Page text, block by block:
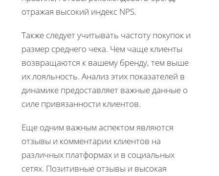
отражая высокий индекс NPS.
Также следует учитывать частоту покупок и
размер среднего чека. Чем чаще клиенты
возвращаются к вашему бренду, тем выше
их лояльность. Анализ этих показателей в
динамике предоставляет важные данные о
силе привязанности клиентов.
Еще одним важным аспектом являются
отзывы и комментарии клиентов на
различных платформах и в социальных
сетях. Позитивные отзывы и высокая